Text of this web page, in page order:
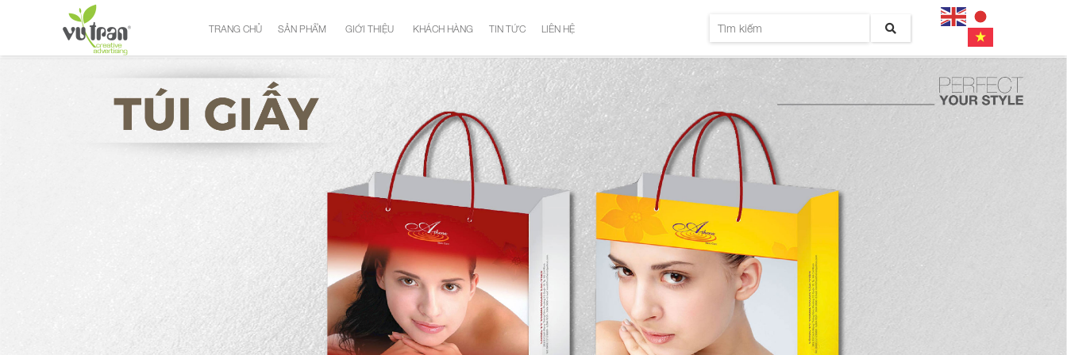
TRANG CHỦ SẢN PHẨM GIỚI THIỆU KHÁCH HÀNG TIN TỨC LIÊN HỆ